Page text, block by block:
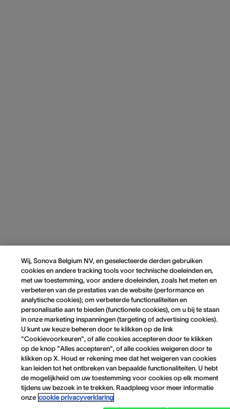
Wij, Sonova Belgium NV, en geselecteerde derden gebruiken
cookies en andere tracking tools voor technische doeleinden en,
met uw toestemming, voor andere doeleinden, zoals het meten en
verbeteren van de prestaties van de website (performance en
analytische cookies); om verbeterde functionaliteiten en
personalisatie aan te bieden (functionele cookies), om u bij te staan
in onze marketing inspanningen (targeting of advertising cookies).
U kunt uw keuze beheren door te klikken op de link
"Cookievoorkeuren", of alle cookies accepteren door te klikken
op de knop "Alles accepteren", of alle cookies weigeren door te
klikken op X. Houd er rekening mee dat het weigeren van cookies
kan leiden tot het ontbreken van bepaalde functionaliteiten. U hebt
de mogelijkheid om uw toestemming voor cookies op elk moment
tijdens uw bezoek in te trekken. Raadpleeg voor meer informatie
onze cookie privacyverklaring